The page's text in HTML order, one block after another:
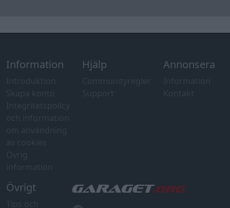
Information Hjälp Annonsera
Övrigt